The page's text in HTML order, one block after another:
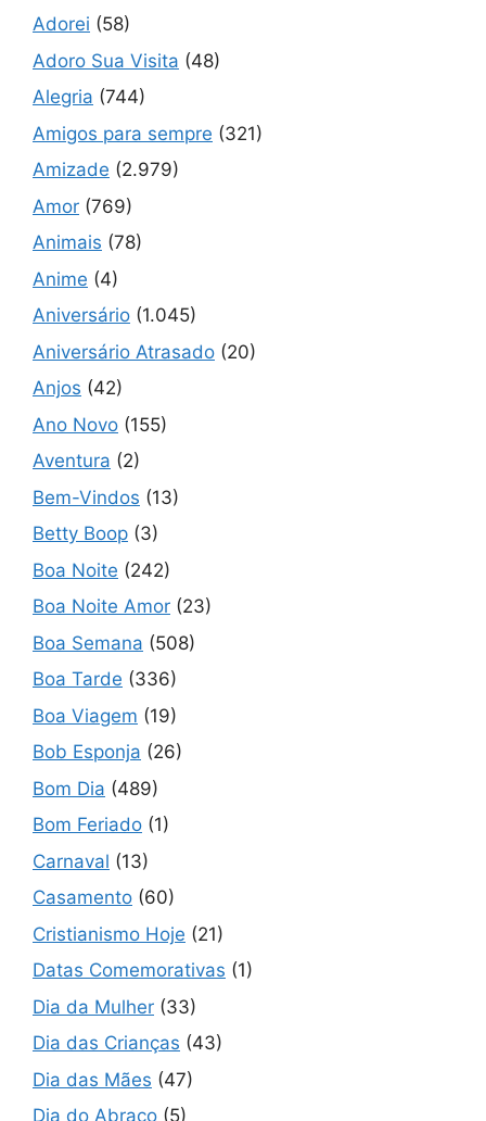
Adorei (58)
Adoro Sua Visita (48)
Alegria (744)
Amigos para sempre (321)
Amizade (2.979)
Amor (769)
Animais (78)
Anime (4)
Aniversário (1.045)
Aniversário Atrasado (20)
Anjos (42)
Ano Novo (155)
Aventura (2)
Bem-Vindos (13)
Betty Boop (3)
Boa Noite (242)
Boa Noite Amor (23)
Boa Semana (508)
Boa Tarde (336)
Boa Viagem (19)
Bob Esponja (26)
Bom Dia (489)
Bom Feriado (1)
Carnaval (13)
Casamento (60)
Cristianismo Hoje (21)
Datas Comemorativas (1)
Dia da Mulher (33)
Dia das Crianças (43)
Dia das Mães (47)
Dia do Abraço (5)